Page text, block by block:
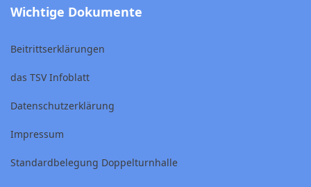
Wichtige Dokumente
Beitrittserklärungen
das TSV Infoblatt
Datenschutzerklärung
Impressum
Standardbelegung Doppelturnhalle